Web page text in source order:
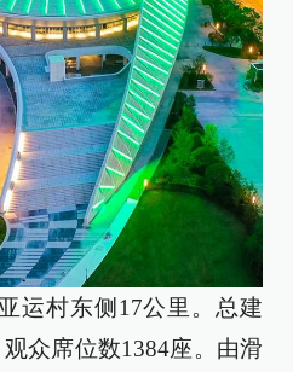
运村东侧17公里。总建
众席位数1384座。由滑